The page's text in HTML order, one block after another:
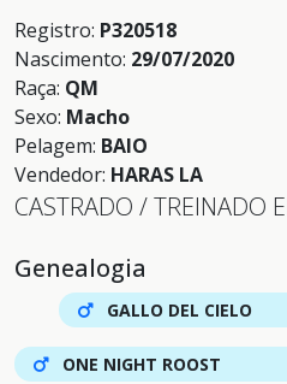
Registro: P320518
Nascimento: 29/07/2020
Raça: QM
Sexo: Macho
Pelagem: BAIO
Vendedor: HARAS LA
CASTRADO / TREINADO
Genealogia
GALLO DEL CIELO
ONE NIGHT ROOST